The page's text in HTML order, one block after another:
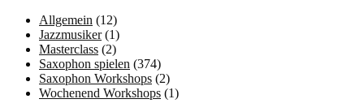
Allgemein (12)
Jazzmusiker(1)
Masterclass (2)
Saxophon spielen (374)
Saxophon Workshops (2)
Wochenend Workshops (1)